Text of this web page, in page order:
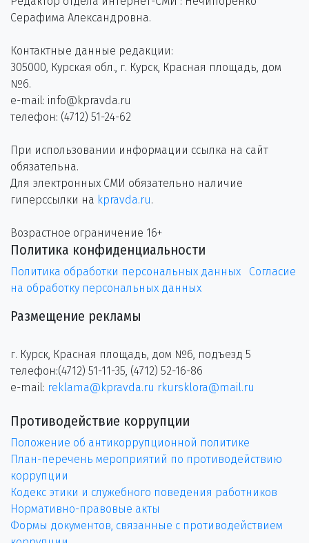
Серафима Александровна.
Контактные данные редакции:
305000, Курская обл., г. Курск, Красная площадь, дом
№6.
e-mail: info@kpravda.ru
телефон: (4712) 51-24-62
При использовании информации ссылка на сайт
обязательна.
Для электронных СМИ обязательно наличие
гиперссылки на kpravda.ru.
Возрастное ограничение 16+
Политика конфиденциальности
Политика обработки персональных данных
Согласие
на обработку персональных данных
Размещение рекламы
г. Курск, Красная площадь, дом №6, подъезд 5
телефон:(4712) 51-11-35, (4712) 52-16-86
e-mail: reklama@kpravda.ru rkursklora@mail.ru
Противодействие коррупции
Положение об антикоррупционной политике
План-перечень мероприятий по противодействию
коррупции
Кодекс этики и служебного поведения работников
Нормативно-правовые акты
Формы документов, связанные с противодействием